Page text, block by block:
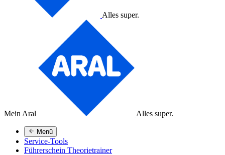
Alles super.
Mein Aral Alles super.
Menü
Service-Tools
Führerschein Theorietrainer